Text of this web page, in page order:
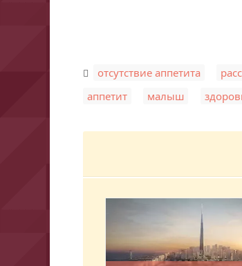
отсутствие аппетита
аппетит малыш